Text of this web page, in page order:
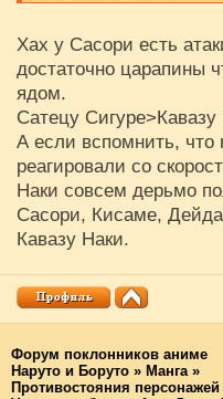
Хах у Сасори есть
достаточно царапины
ядом.
Сатецу Сигуре>Кавазу
А если вспомнить, что
реагировали со
Наки совсем дерьмо
Сасори, Кисаме,
Кавазу Наки.
Форум поклонников аниме
Наруто и Боруто » Манга »
Противостояния персонажей